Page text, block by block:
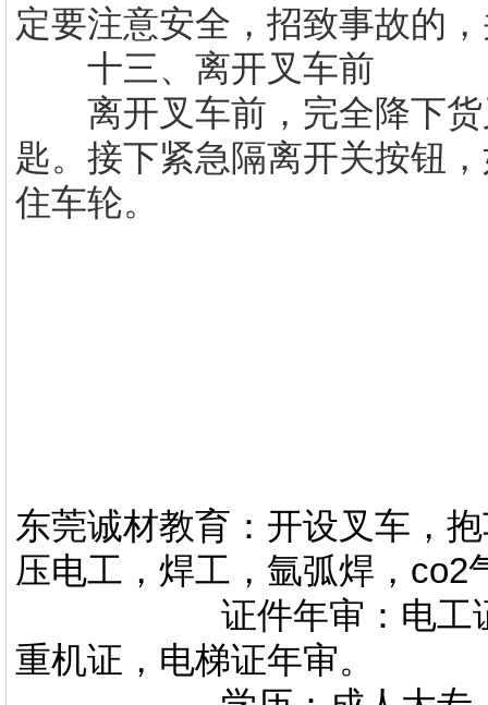
定要注意安全，招致事故的
十三、离开叉车前
离开叉车前，完全降下货
匙。接下紧急隔离开关按钮
住车轮。
东莞诚材教育：开设叉车，
压电工，焊工，氩弧焊，co2
证件年审：电工证，
重机证，电梯证年审。